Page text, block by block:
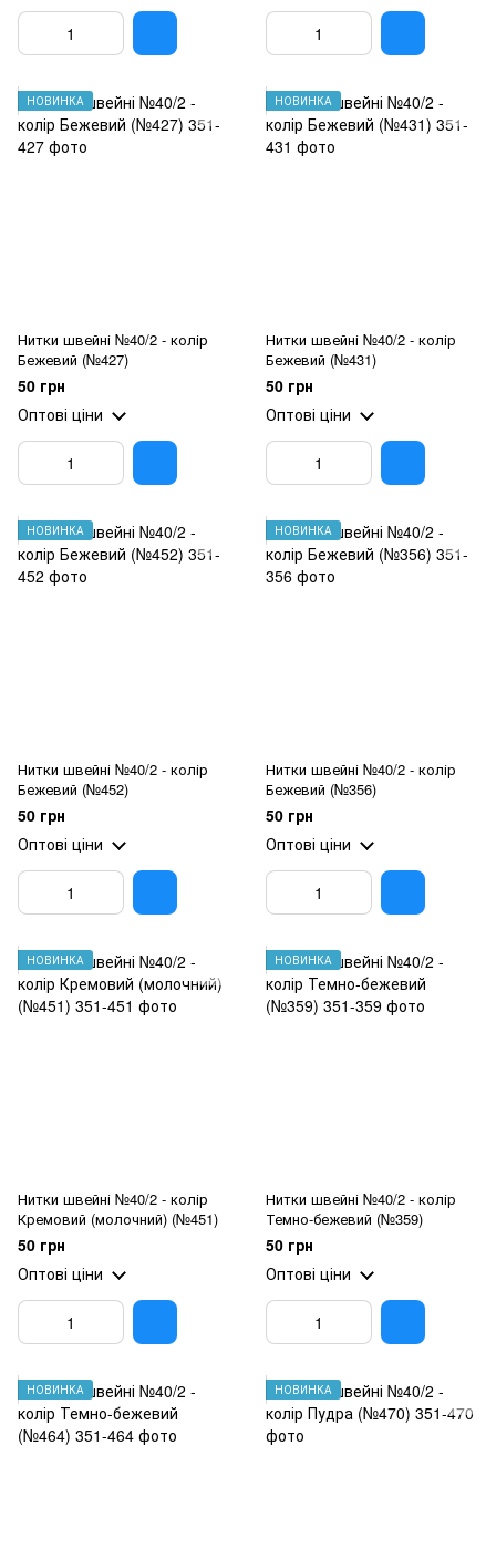
НОВИНКА
Нитки швейні №40/2 - колір
Бежевий (№427)
50 грн
Оптові ціни
НОВИНКА
Нитки швейні №40/2 - колір
Бежевий (№431)
50 грн
Оптові ціни
НОВИНКА
Нитки швейні №40/2 - колір
Бежевий (№452)
50 грн
Оптові ціни
НОВИНКА
Нитки швейні №40/2 - колір
Бежевий (№356)
50 грн
Оптові ціни
НОВИНКА
Нитки швейні №40/2 - колір
Кремовий (молочний) (№451)
50 грн
Оптові ціни
НОВИНКА
Нитки швейні №40/2 - колір
Темно-бежевий (№359)
50 грн
Оптові ціни
НОВИНКА НОВИНКА